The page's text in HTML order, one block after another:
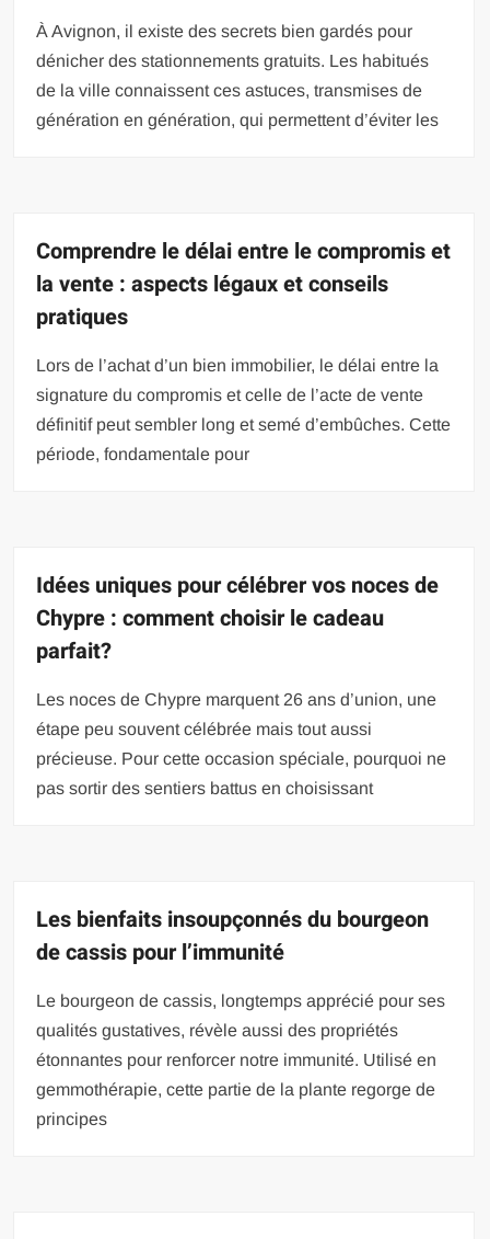
À Avignon, il existe des secrets bien gardés pour
dénicher des stationnements gratuits. Les habitués
de la ville connaissent ces astuces, transmises de
génération en génération, qui permettent d’éviter les
Comprendre le délai entre le compromis et
la vente : aspects légaux et conseils
pratiques
Lors de l’achat d’un bien immobilier, le délai entre la
signature du compromis et celle de l’acte de vente
définitif peut sembler long et semé d’embûches. Cette
période, fondamentale pour
Idées uniques pour célébrer vos noces de
Chypre : comment choisir le cadeau
parfait?
Les noces de Chypre marquent 26 ans d’union, une
étape peu souvent célébrée mais tout aussi
précieuse. Pour cette occasion spéciale, pourquoi ne
pas sortir des sentiers battus en choisissant
Les bienfaits insoupçonnés du bourgeon
de cassis pour l’immunité
Le bourgeon de cassis, longtemps apprécié pour ses
qualités gustatives, révèle aussi des propriétés
étonnantes pour renforcer notre immunité. Utilisé en
gemmothérapie, cette partie de la plante regorge de
principes